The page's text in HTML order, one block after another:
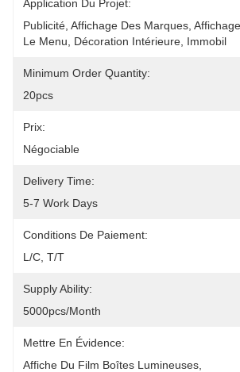
Application Du Projet:
Publicité, Affichage Des Marques,
Le Menu, Décoration Intérieure, Immobil
Minimum Order Quantity:
20pcs
Prix:
Négociable
Delivery Time:
5-7 Work Days
Conditions De Paiement:
L/C, T/T
Supply Ability:
5000pcs/month
Mettre En Évidence:
Affiche Du Film Boîtes Lumineuses